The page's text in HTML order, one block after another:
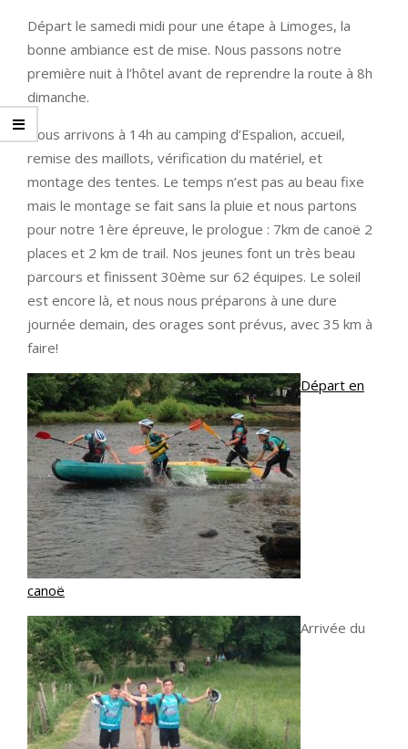
Départ le samedi midi pour une étape à Limoges, la
bonne ambiance est de mise. Nous passons notre
première nuit à l’hôtel avant de reprendre la route à 8h
dimanche.
Nous arrivons à 14h au camping d’Espalion, accueil,
remise des maillots, vérification du matériel, et
montage des tentes. Le temps n’est pas au beau fixe
mais le montage se fait sans la pluie et nous partons
pour notre 1ère épreuve, le prologue : 7km de canoë 2
places et 2 km de trail. Nos jeunes font un très beau
parcours et finissent 30ème sur 62 équipes. Le soleil
est encore là, et nous nous préparons à une dure
journée demain, des orages sont prévus, avec 35 km à
faire!
Départ en
canoë
Arrivée du